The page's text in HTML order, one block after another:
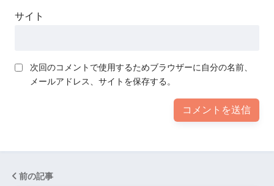
サイト
次回のコメントで使用するためブラウザーに自分の名前、
メールアドレス、サイトを保存する。
前の記事